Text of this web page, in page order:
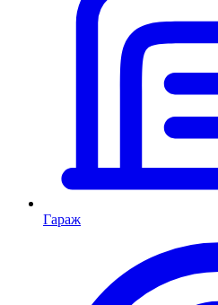
Гараж